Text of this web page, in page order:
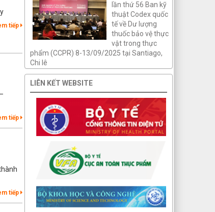
tiếp
tiếp
tiếp
lần thứ 56 Ban kỹ
thuật Codex quốc
tế về Dư lượng
thuốc bảo vệ thực
vật trong thực
phẩm (CCPR) 8-13/09/2025 tại Santiago,
Chi lê
LIÊN KẾT WEBSITE